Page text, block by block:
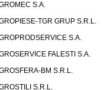
S.A.
TGR GRUP S.R.L.
S.A.
FALESTI S.A.
BM S.R.L.
S.R.L.